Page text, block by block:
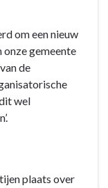
om een nieuw
gemeente
de
wel
plaats over